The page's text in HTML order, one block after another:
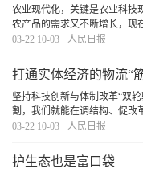
农业现代化，关键是农业科技
农产品的需求又不断增长，现
技创新。让实验室里的科研成
03-22 10-03 人民日报
打通实体经济的物流“
坚持科技创新与体制改革“双
割，我们就能在调结构、促改
管理成本。 [详细]
03-22 10-03 人民日报
护生态也是富口袋